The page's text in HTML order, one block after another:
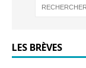
LES BRÈVES